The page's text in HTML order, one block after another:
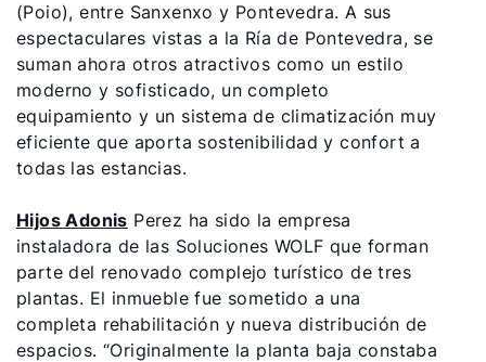
(Poio), entre Sanxenxo y Pontevedra. A sus
espectaculares vistas a la Ría de Pontevedra, se
suman ahora otros atractivos como un estilo
moderno y sofisticado, un completo
equipamiento y un sistema de climatización muy
eficiente que aporta sostenibilidad y confort a
todas las estancias.
Hijos Adonis Perez ha sido la empresa
instaladora de las Soluciones WOLF que forman
parte del renovado complejo turístico de tres
plantas. El inmueble fue sometido a una
completa rehabilitación y nueva distribución de
espacios. “Originalmente la planta baja constaba
Downloads
Service App